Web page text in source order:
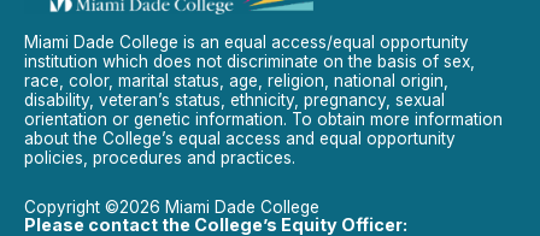
Miami Dade College is an equal access/equal opportunity
institution which does not discriminate on the basis of sex,
race, color, marital status, age, religion, national origin,
disability, veteran’s status, ethnicity, pregnancy, sexual
orientation or genetic information. To obtain more information
about the College’s equal access and equal opportunity
policies, procedures and practices.
Copyright ©2026 Miami Dade College
Please contact the College’s Equity Officer: